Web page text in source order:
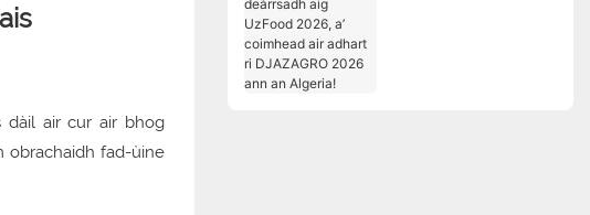
dàil air cur air bhog
obrachaidh fad-ùine